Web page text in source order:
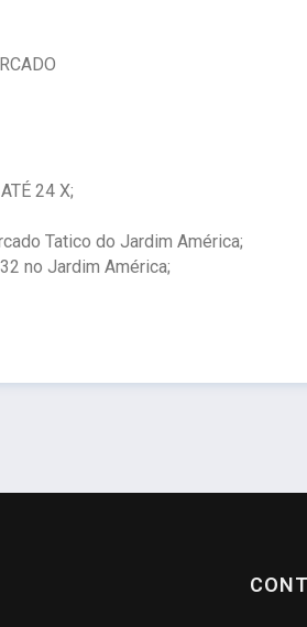
24 X;
Tatico do Jardim América;
no Jardim América;